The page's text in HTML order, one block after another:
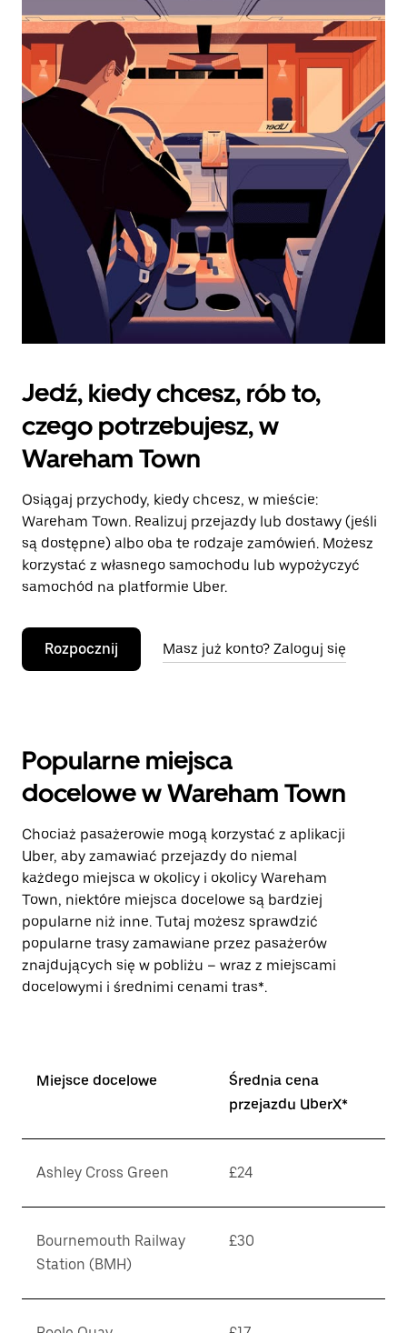
i wybrać
datę.
Naciśnij
klawisz
„Escape”,
aby
zamknąć
kalendarz.
Jedź, kiedy chcesz, rób to,
czego potrzebujesz, w
Wareham Town
Osiągaj przychody, kiedy chcesz, w mieście:
Wareham Town. Realizuj przejazdy lub dostawy (jeśli
są dostępne) albo oba te rodzaje zamówień. Możesz
korzystać z własnego samochodu lub wypożyczyć
samochód na platformie Uber.
Rozpocznij Masz już konto? Zaloguj się
Popularne miejsca
docelowe w Wareham Town
Chociaż pasażerowie mogą korzystać z aplikacji
Uber, aby zamawiać przejazdy do niemal
każdego miejsca w okolicy i okolicy Wareham
Town, niektóre miejsca docelowe są bardziej
popularne niż inne. Tutaj możesz sprawdzić
popularne trasy zamawiane przez pasażerów
znajdujących się w pobliżu – wraz z miejscami
docelowymi i średnimi cenami tras*.
Miejsce docelowe
Średnia cena
przejazdu UberX*
Ashley Cross Green £24
Bournemouth Railway
Station (BMH)
£30